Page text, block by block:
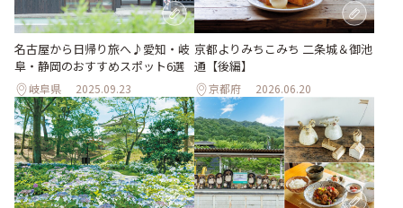
名古屋から日帰り旅へ♪愛知・岐
阜・静岡のおすすめスポット6選
岐阜県 2025.09.23
京都よりみちこみち 二条城＆御池
通【後編】
京都府 2026.06.20